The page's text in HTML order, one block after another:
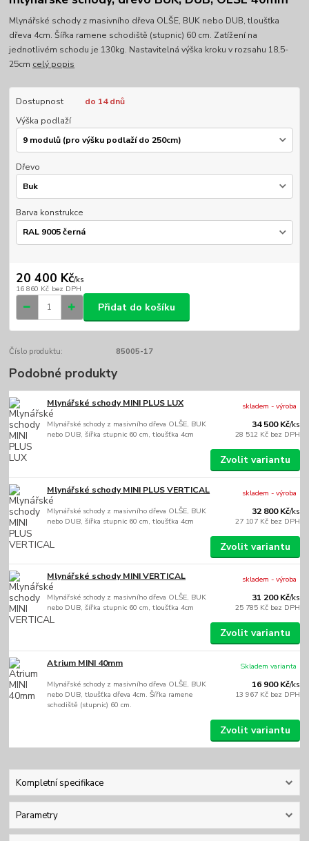
Mlynářské schody z masivního dřeva OLŠE, BUK nebo DUB, tloušťka
dřeva 4cm. Šířka ramene schodiště (stupnic) 60 cm. Zatížení na
jednotlivém schodu je 130kg. Nastavitelná výška kroku v rozsahu 18,5-
25cm celý popis
Dostupnost
do 14 dnů
Výška podlaží
Dřevo
Barva konstrukce
20 400 Kč/ks
16 860 Kč bez DPH
Přidat do košíku
Číslo produktu: 85005-17
Podobné produkty
Mlynářské schody MINI PLUS LUX
Mlynářské schody z masivního dřeva OLŠE, BUK
nebo DUB, šířka stupnic 60 cm, tloušťka 4cm
34 500 Kč/ks
28 512 Kč bez DPH
skladem - výroba
Zvolit variantu
Mlynářské schody MINI PLUS VERTICAL
Mlynářské schody z masivního dřeva OLŠE, BUK
nebo DUB, šířka stupnic 60 cm, tloušťka 4cm
32 800 Kč/ks
27 107 Kč bez DPH
skladem - výroba
Zvolit variantu
Mlynářské schody MINI VERTICAL
Mlynářské schody z masivního dřeva OLŠE, BUK
nebo DUB, šířka stupnic 60 cm, tloušťka 4cm
31 200 Kč/ks
25 785 Kč bez DPH
skladem - výroba
Zvolit variantu
Atrium MINI 40mm
Mlynářské schody z masivního dřeva OLŠE, BUK
nebo DUB, tloušťka dřeva 4cm. Šířka ramene
schodiště (stupnic) 60 cm.
16 900 Kč/ks
13 967 Kč bez DPH
Skladem varianta
Zvolit variantu
Kompletní specifikace
Parametry